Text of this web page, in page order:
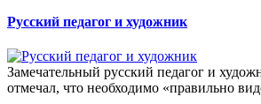
Русский педагог и художник
Замечательный русский педагог и
отмечал, что необходимо «правильно